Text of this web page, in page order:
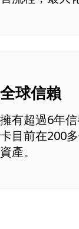
全球信賴
有超過6年
目前在200
產。